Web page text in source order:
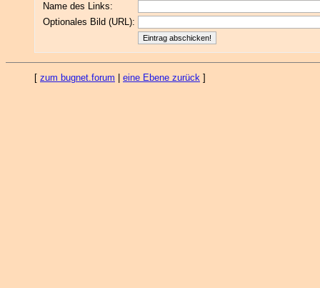
Name des Links:
Optionales Bild (URL):
[ zum bugnet.forum eine Ebene zurück ]